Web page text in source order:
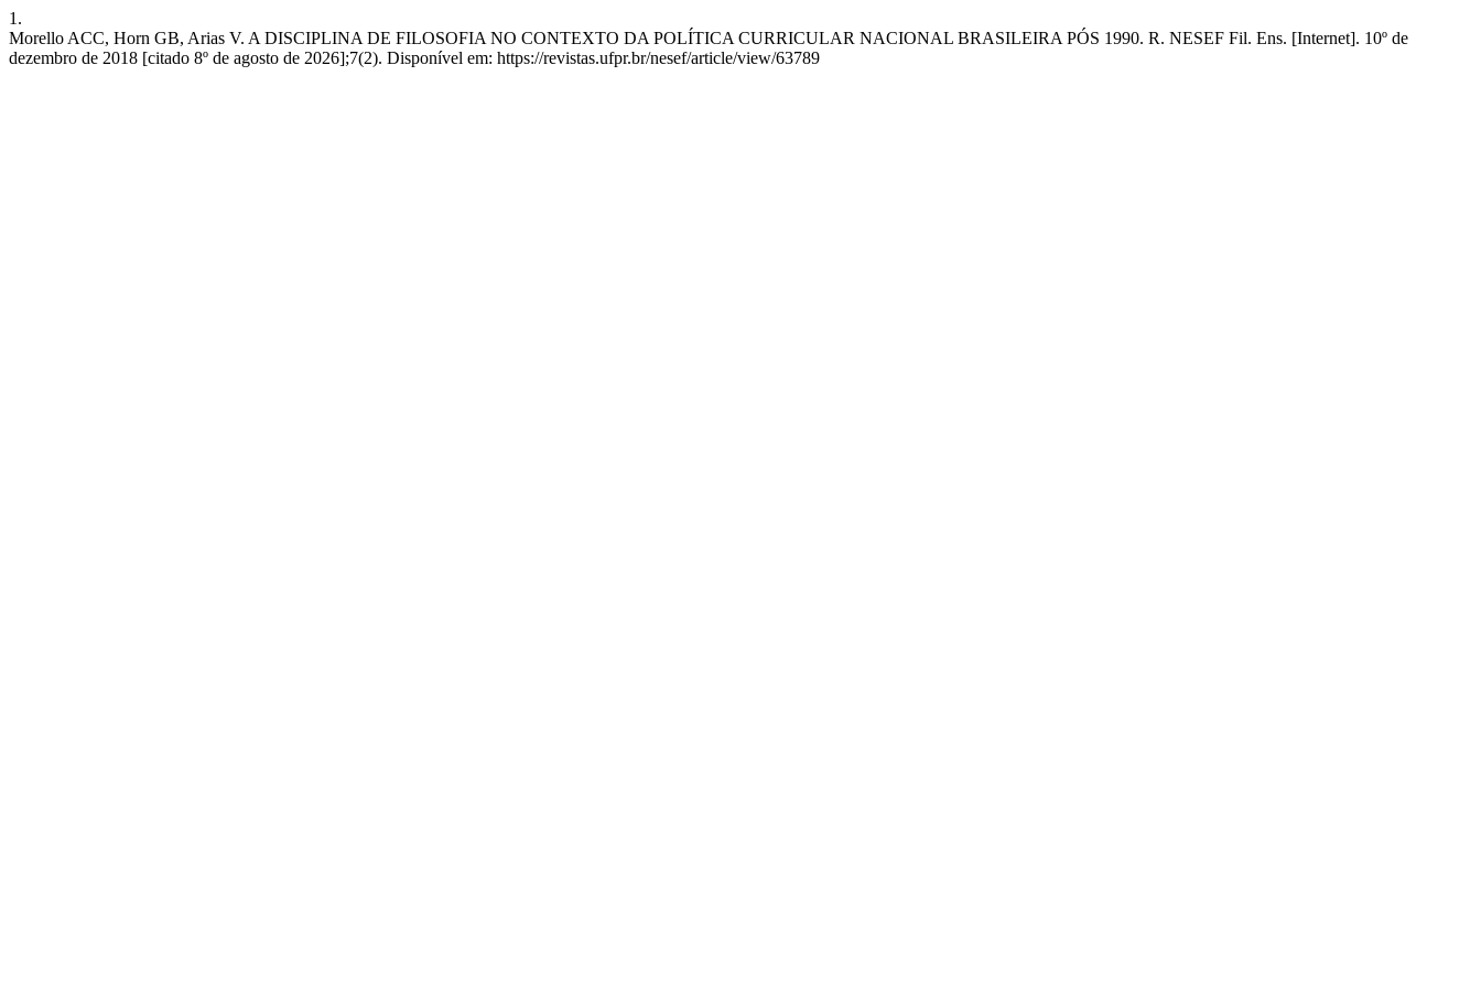
1.
Morello ACC, Horn GB, Arias V. A DISCIPLINA DE FILOSOFIA NO CONTEXTO DA POLÍTICA CURRICULAR NACIONAL BRASILEIRA PÓS 1990. R. NESEF Fil. Ens. [Internet]. 10º de
dezembro de 2018 [citado 8º de agosto de 2026];7(2). Disponível em: https://revistas.ufpr.br/nesef/article/view/63789